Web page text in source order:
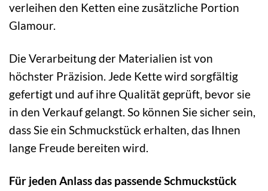
verleihen den Ketten eine zusätzliche Portion
Glamour.
Die Verarbeitung der Materialien ist von
höchster Präzision. Jede Kette wird sorgfältig
gefertigt und auf ihre Qualität geprüft, bevor sie
in den Verkauf gelangt. So können Sie sicher sein,
dass Sie ein Schmuckstück erhalten, das Ihnen
lange Freude bereiten wird.
Für jeden Anlass das passende Schmuckstück